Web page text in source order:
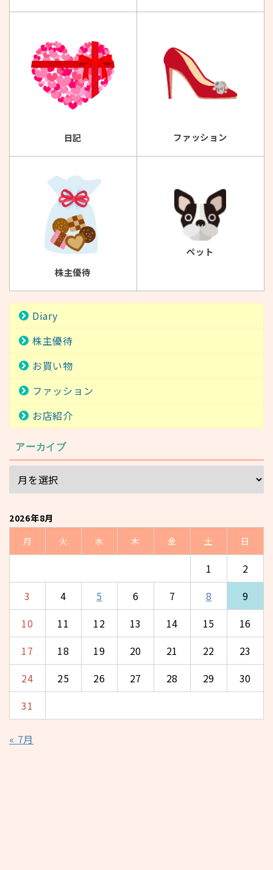
日記 ファッション
株主優待
ペット
Diary
株主優待
お買い物
ファッション
お店紹介
アーカイブ
2026年8月
月
火 水 木 金 土 日
1
2
3
4 5 6 7 8
9
10
11 12 13 14 15
16
17
18 19 20 21 22
23
24
25 26 27 28 29
30
31
« 7月